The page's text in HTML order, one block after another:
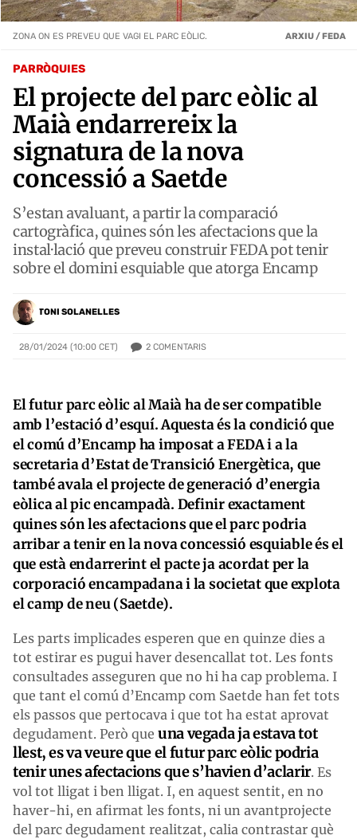
PARRÒQUIES
El projecte del parc eòlic al
Maià endarrereix la
signatura de la nova
concessió a Saetde
S’estan avaluant, a partir la comparació
cartogràfica, quines són les afectacions que la
instal·lació que preveu construir FEDA pot tenir
sobre el domini esquiable que atorga Encamp
TONI SOLANELLES
28/01/2024 (10:00 CET) 2 COMENTARIS
ZONA ON ES PREVEU QUE VAGI EL PARC EÒLIC. ARXIU / FEDA
El futur parc eòlic al Maià ha de ser compatible
amb l’estació d’esquí. Aquesta és la condició que
el comú d’Encamp ha imposat a FEDA i a la
secretaria d’Estat de Transició Energètica, que
també avala el projecte de generació d’energia
eòlica al pic encampadà. Definir exactament
quines són les afectacions que el parc podria
arribar a tenir en la nova concessió esquiable és el
que està endarrerint el pacte ja acordat per la
corporació encampadana i la societat que explota
el camp de neu (Saetde).
Les parts implicades esperen que en quinze dies a
tot estirar es pugui haver desencallat tot. Les fonts
consultades asseguren que no hi ha cap problema. I
que tant el comú d’Encamp com Saetde han fet tots
els passos que pertocava i que tot ha estat aprovat
degudament. Però que una vegada ja estava tot
llest, es va veure que el futur parc eòlic podria
tenir unes afectacions que s’havien d’aclarir. Es
vol tot lligat i ben lligat. I, en aquest sentit, en no
haver-hi, en afirmat les fonts, ni un avantprojecte
del parc degudament realitzat, calia contrastar què